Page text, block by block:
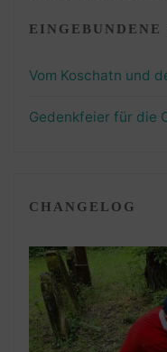
EINGEBUNDENE
Vom Koschatn und
Gedenkfeier für die
CHANGELOG